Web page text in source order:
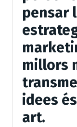
pensar
millors
idees
art.